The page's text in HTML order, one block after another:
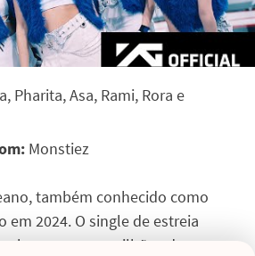
Pharita, Asa, Rami, Rora e
Monstiez
também conhecido como
em 2024. O single de estreia
alcançar 22,59 milhões de